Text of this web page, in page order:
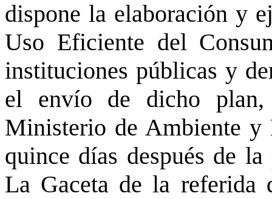
dispone la elaboración y
Uso Eficiente del
instituciones públicas y
el envío de dicho
Ministerio de Ambiente y
quince días después de
La Gaceta de la referida